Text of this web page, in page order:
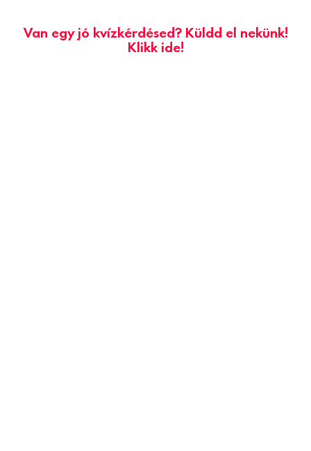
Van egy jó kvízkérdésed? Küldd el nekünk!
Klikk ide!